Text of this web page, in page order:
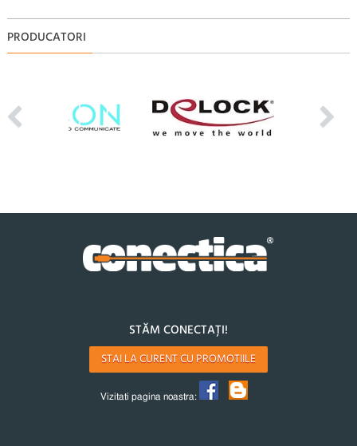
PRODUCATORI
STĂM CONECTAȚI!
STAI LA CURENT CU PROMOTIILE
Vizitati pagina noastra: